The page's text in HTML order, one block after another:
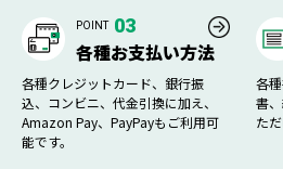
POINT 03
各種お支払い方法
各種クレジットカード、銀行振
込、コンビニ、代金引換に加え、
Amazon Pay、PayPayもご利用可
能です。
各
書
ただ